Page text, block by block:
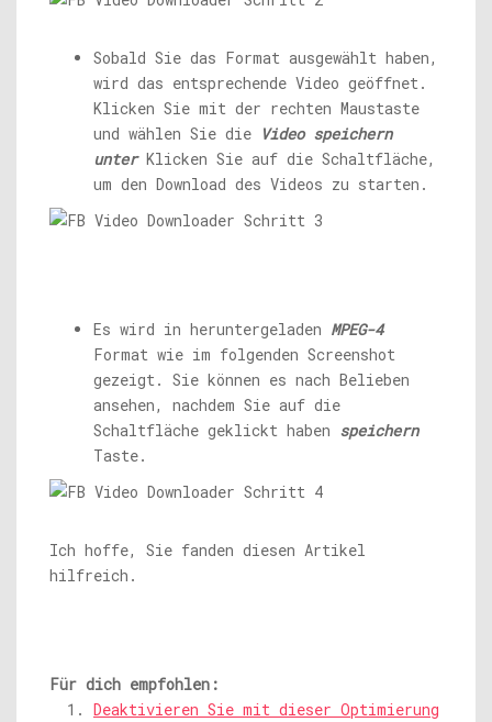
Sobald Sie das Format ausgewählt haben,
wird das entsprechende Video geöffnet.
Klicken Sie mit der rechten Maustaste
und wählen Sie die Video speichern
unter Klicken Sie auf die Schaltfläche,
um den Download des Videos zu starten.
Es wird in heruntergeladen MPEG-4
Format wie im folgenden Screenshot
gezeigt. Sie können es nach Belieben
ansehen, nachdem Sie auf die
Schaltfläche geklickt haben speichern
Taste.
Ich hoffe, Sie fanden diesen Artikel
hilfreich.
Für dich empfohlen:
Deaktivieren Sie mit dieser Optimierung